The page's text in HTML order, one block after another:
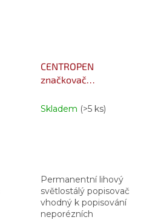
CENTROPEN
značkovač
2846/1, modrý, stopa
Skladem (>5 ks)
Permanentní lihový
světlostálý popisovač
vhodný k popisování
neporézních